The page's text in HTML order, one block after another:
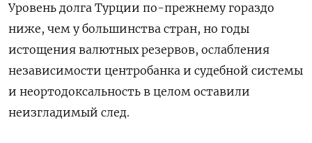
Уровень долга Турции по-прежнему гораздо
ниже, чем у большинства стран, но годы
истощения валютных резервов, ослабления
независимости центробанка и судебной системы
и неортодоксальность в целом оставили
неизгладимый след.